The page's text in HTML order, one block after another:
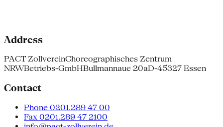
Address
PACT ZollvereinChoreographisches Zentrum
NRWBetriebs-GmbHBullmannaue 20aD-45327 Essen
Contact
Phone 0201.289 47 00
Fax 0201.289 47 2100